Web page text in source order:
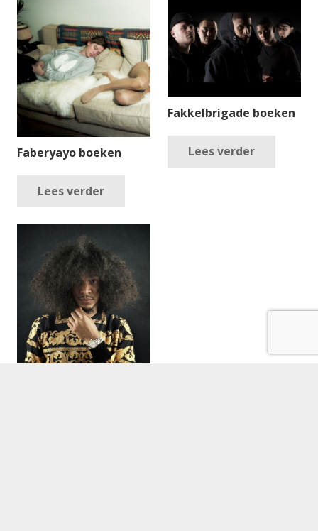
Faberyayo boeken
Lees verder
Fakkelbrigade boeken
Lees verder